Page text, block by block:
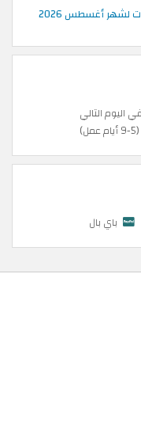
لشهر أغسطس 2026
اليوم التالي
باي بال